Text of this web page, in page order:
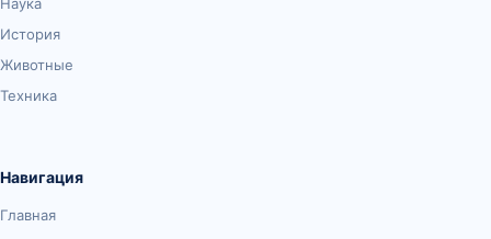
История
Животные
Техника
Навигация
Главная